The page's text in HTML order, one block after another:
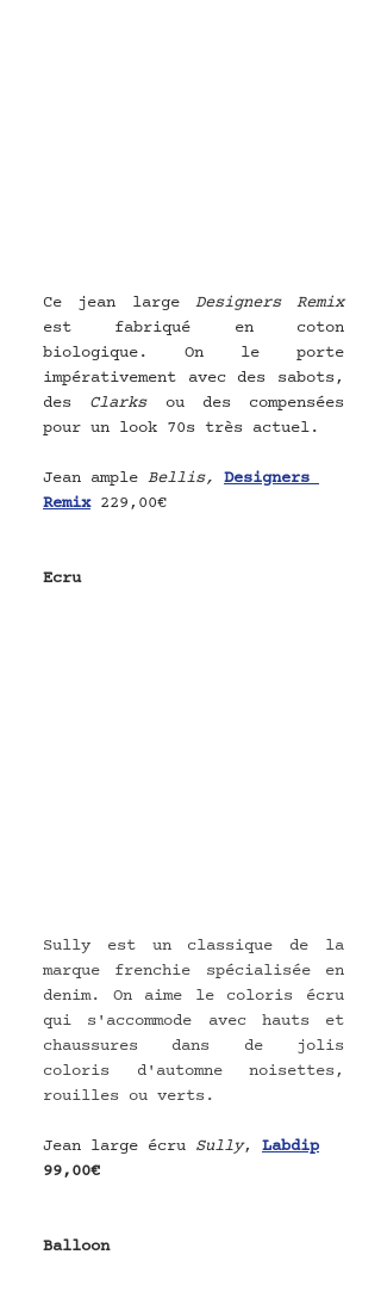
Ce jean large Designers Remix
est fabriqué en coton
biologique. On le porte
impérativement avec des sabots,
des Clarks ou des compensées
pour un look 70s très actuel.
Jean ample Bellis, Designers
Remix 229,00€
Ecru
Sully est un classique de la
marque frenchie spécialisée en
denim. On aime le coloris écru
qui s'accommode avec hauts et
chaussures dans de jolis
coloris d'automne noisettes,
rouilles ou verts.
Jean large écru Sully, Labdip
99,00€
Balloon